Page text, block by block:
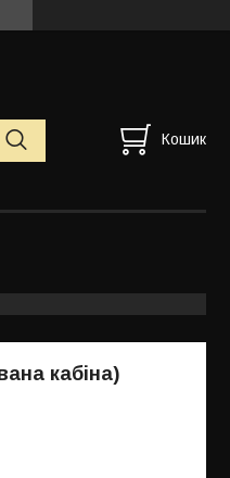
Кошик
кабіна)